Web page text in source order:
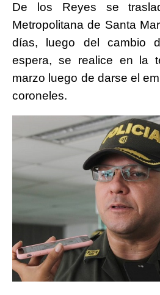
De los Reyes se
Metropolitana de Santa
días, luego del cambio
espera, se realice en la
marzo luego de darse el
coroneles.